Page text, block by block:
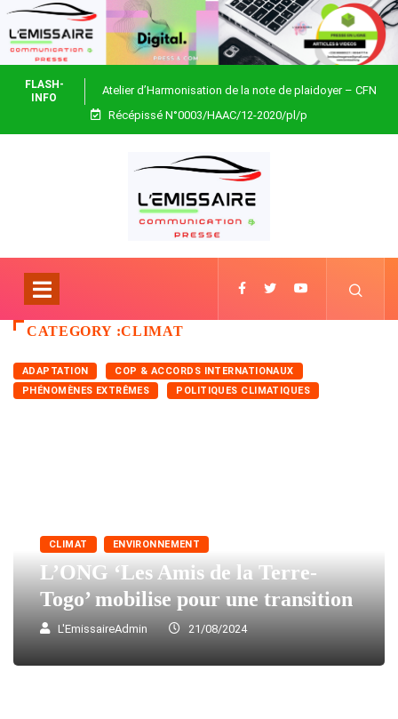
FLASH-
INFO
Atelier d’Harmonisation de la note de plaidoyer – CFN
Togo
Récépissé N°0003/HAAC/12-2020/pl/p
CATEGORY :CLIMAT
ADAPTATION
COP & ACCORDS INTERNATIONAUX
PHÉNOMÈNES EXTRÊMES
POLITIQUES CLIMATIQUES
CLIMAT ENVIRONNEMENT
L’ONG ‘Les Amis de la Terre-
Togo’ mobilise pour une transition
L'EmissaireAdmin 21/08/2024